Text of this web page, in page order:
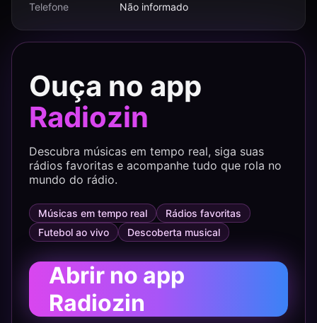
Telefone
Não informado
Ouça no app
Radiozin
Descubra músicas em tempo real, siga suas
rádios favoritas e acompanhe tudo que rola no
mundo do rádio.
Músicas em tempo real
Rádios favoritas
Futebol ao vivo
Descoberta musical
Abrir no app
Radiozin